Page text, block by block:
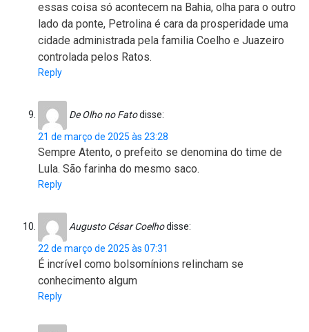
essas coisa só acontecem na Bahia, olha para o outro
lado da ponte, Petrolina é cara da prosperidade uma
cidade administrada pela familia Coelho e Juazeiro
controlada pelos Ratos.
Reply
De Olho no Fatodisse:
21 de março de 2025 às 23:28
Sempre Atento, o prefeito se denomina do time de
Lula. São farinha do mesmo saco.
Reply
Augusto César Coelhodisse:
22 de março de 2025 às 07:31
É incrível como bolsomínions relincham se
conhecimento algum
Reply